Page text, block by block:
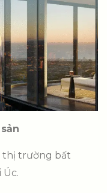
thị trường bất